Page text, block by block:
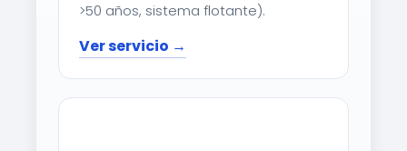
>50 años, sistema flotante).
Ver servicio →